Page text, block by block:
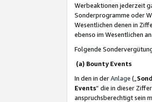
Werbeaktionen jederzeit
Sonderprogramme oder
Wesentlichen denen in
ebenso im Wesentlichen
Folgende
(a) Bounty Events
In den in derAnlage („
Events“ die in dieser
anspruchsberechtigt sein